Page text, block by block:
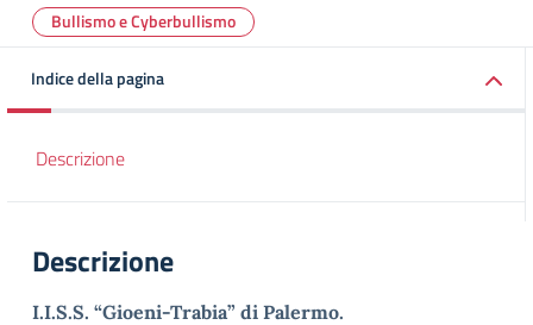
Bullismo e Cyberbullismo
Indice della pagina
Descrizione
Descrizione
I.I.S.S. “Gioeni-Trabia” di Palermo.